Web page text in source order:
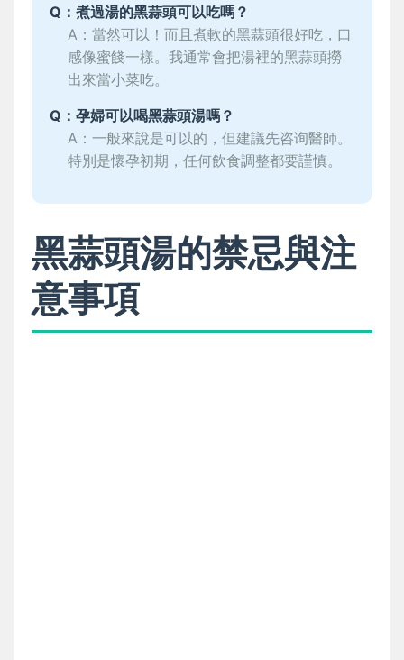
Q：煮過湯的黑蒜頭可以吃嗎？
A：當然可以！而且煮軟的黑蒜頭很好吃，口
感像蜜餞一樣。我通常會把湯裡的黑蒜頭撈
出來當小菜吃。
Q：孕婦可以喝黑蒜頭湯嗎？
A：一般來說是可以的，但建議先咨询醫師。
特別是懷孕初期，任何飲食調整都要謹慎。
黑蒜頭湯的禁忌與注
意事項